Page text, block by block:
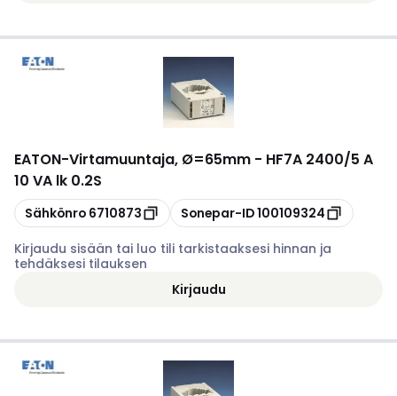
EATON-Virtamuuntaja, Ø=65mm - HF7A 2400/5 A
10 VA lk 0.2S
Kopioi
Sähkönro 6710873 Kopioi
Sonepar-ID100109324
Kirjaudu sisään tai luo tili tarkistaaksesi hinnan ja
tehdäksesi tilauksen
Kirjaudu